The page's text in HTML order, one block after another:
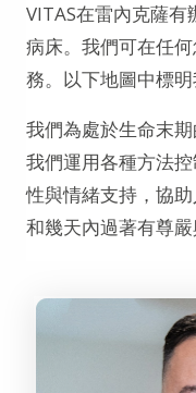
VITAS在雷內克薩
病床。我們可在任
務。以下地圖中標明
我們為處於生命末
我們運用各種方法
性與情緒支持，協
和幾天內過著有尊嚴